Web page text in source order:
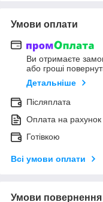
Умови оплати
Ви отримаєте
або гроші
Детальніше
Післяплата
Оплата на рахунок
Готівкою
Всі умови оплати
Умови повернення